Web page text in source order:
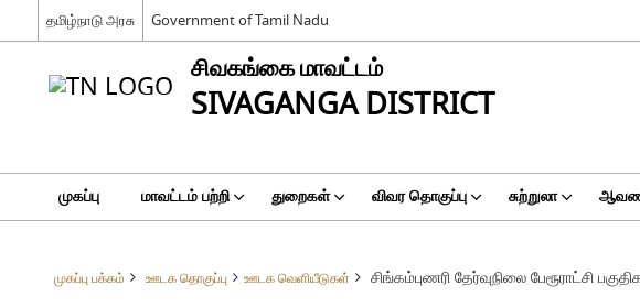
தமிழ்நாடு அரசு Government of Tamil Nadu
சிவகங்கை மாவட்டம்
SIVAGANGA DISTRICT
முகப்பு மாவட்டம் பற்றி துறைகள் விவர தொகுப்பு சுற்றுலா
முகப்பு பக்கம் ஊடக தொகுப்பு ஊடக வெளியீடுகள் சிங்கம்புணரி தேர்வுநிலை பேரூராட்சி